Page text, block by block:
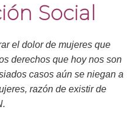
Social
el dolor de mujeres que
derechos que hoy nos son
casos aún se niegan a
razón de existir de